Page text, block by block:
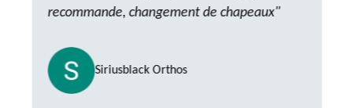
recommande, changement de chapeaux"
Siriusblack Orthos